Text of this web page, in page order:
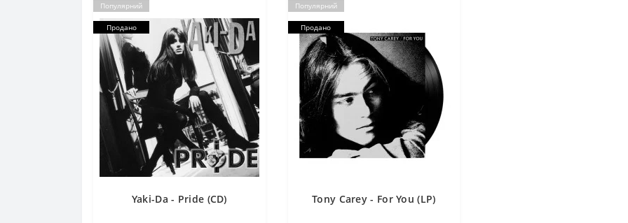
Популярний
Продано
Yaki-Da - Pride (CD)
Популярний
Продано
Tony Carey - For You (LP)